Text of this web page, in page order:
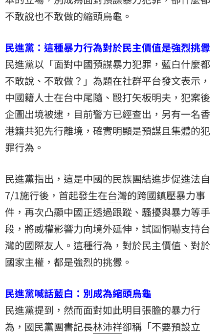
不敢說也不敢做的縮頭烏龜。
民進黨：這種暴力行為對於民主價值是強烈挑釁
民進黨以「面對中國預謀暴力犯罪，藍白什麼都
不敢說、不敢做？」為題在社群平台發文表示，
中國籍人士在台中尾隨、毆打矢板明夫，犯案後
企圖出境被逮，目前警方已經查出，另有一名香
港籍共犯先行離境，確實明顯是預謀且集體的犯
罪行為。
民進黨指出，這是中國的民族團結進步促進法自
7/1施行後，首起發生在台灣的跨國鎮壓暴力事
件，再次凸顯中國正透過跟蹤、騷擾與暴力等手
段，將威權影響力向境外延伸，試圖恫嚇支持台
灣的國際友人。這種行為，對於民主價值、對於
國家主權，都是強烈的挑釁。
民進黨喊話藍白：別成為縮頭烏龜
民進黨提到，然而面對如此明目張膽的暴力行
為，國民黨團書記長林沛祥卻稱「不要預設立